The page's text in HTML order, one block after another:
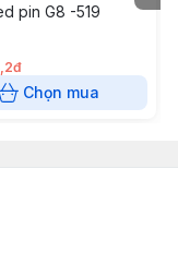
pin G8 -519
Chọn mua